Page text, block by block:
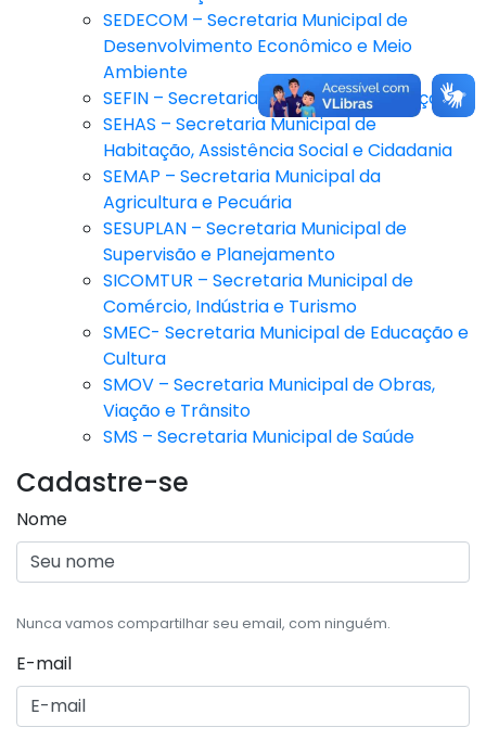
SEDECOM – Secretaria Municipal de
Desenvolvimento Econômico e Meio
Ambiente
SEFIN – Secretaria Municipal de Finanças
SEHAS – Secretaria Municipal de
Habitação, Assistência Social e Cidadania
SEMAP – Secretaria Municipal da
Agricultura e Pecuária
SESUPLAN – Secretaria Municipal de
Supervisão e Planejamento
SICOMTUR – Secretaria Municipal de
Comércio, Indústria e Turismo
SMEC- Secretaria Municipal de Educação e
Cultura
SMOV – Secretaria Municipal de Obras,
Viação e Trânsito
SMS – Secretaria Municipal de Saúde
Cadastre-se
Nome
Nunca vamos compartilhar seu email, com ninguém.
E-mail